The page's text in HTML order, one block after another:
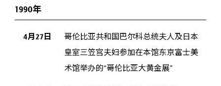
1990年
4月27日
哥伦比亚共和国巴尔科总统夫人及日本
皇室三笠宫夫妇参加在本馆东京富士美
术馆举办的“哥伦比亚大黄金展”